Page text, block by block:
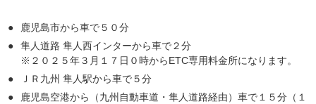
鹿児島市から車で５０分
隼人道路 隼人西インターから車で２分
※２０２５年３月１７日０時からETC専用料金所になります。
ＪＲ九州 隼人駅から車で５分
鹿児島空港から（九州自動車道・隼人道路経由）車で１５分（１